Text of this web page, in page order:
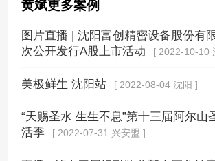
黄斌更多案例
图片直播 | 沈阳富创精密设备股份有
次公开发行A股上市活动
[ 2022-10-10
美极鲜生 沈阳站 [ 2022-08-04 沈阳 ]
“天赐圣水 生生不息”第十三届阿尔山
活季
[ 2022-07-31 兴安盟 ]